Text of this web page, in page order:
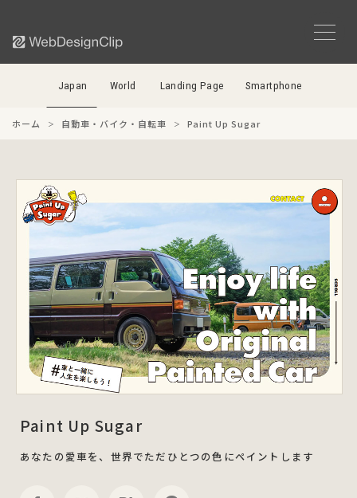
Japan World Landing Page Smartphone
ホーム 自動車・バイク・自転車 Paint Up Sugar
Paint Up Sugar
あなたの愛車を、世界でただひとつの色にペイントします